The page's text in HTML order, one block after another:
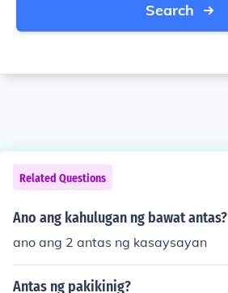
Search
Related Questions
Ano ang kahulugan ng bawat antas?
ano ang 2 antas ng kasaysayan
Antas ng pakikinig?